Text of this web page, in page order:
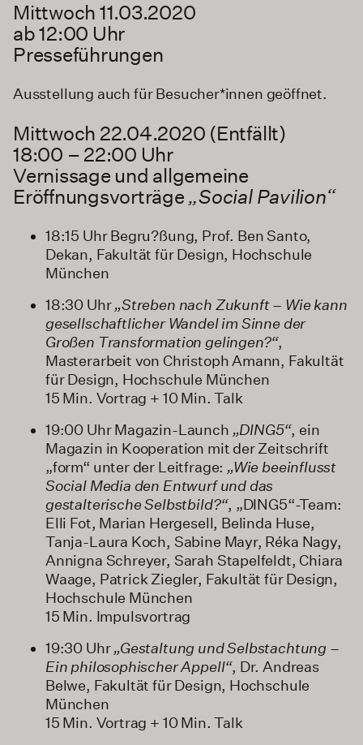
Mittwoch 11.03.2020
ab 12:00 Uhr
Presseführungen
Ausstellung auch für Besucher*innen geöffnet.
Mittwoch 22.04.2020 (Entfällt)
18:00 – 22:00 Uhr
Vernissage und allgemeine
Eröffnungsvorträge „Social Pavilion“
18:15 Uhr Begru?ßung, Prof. Ben Santo,
Dekan, Fakultät für Design, Hochschule
München
18:30 Uhr„Streben nach Zukunft – Wie kann
gesellschaftlicher Wandel im Sinne der
Großen Transformation gelingen?“,
Masterarbeit von Christoph Amann, Fakultät
für Design, Hochschule München
15 Min. Vortrag + 10 Min. Talk
19:00 Uhr Magazin-Launch „DING5“, ein
Magazin in Kooperation mit der Zeitschrift
„form“ unter der Leitfrage: „Wie beeinflusst
Social Media den Entwurf und das
gestalterische Selbstbild?“, „DING5“-Team:
Elli Fot, Marian Hergesell, Belinda Huse,
Tanja-Laura Koch, Sabine Mayr, Réka Nagy,
Annigna Schreyer, Sarah Stapelfeldt, Chiara
Waage, Patrick Ziegler, Fakultät für Design,
Hochschule München
15 Min. Impulsvortrag
19:30 Uhr„Gestaltung und Selbstachtung –
Ein philosophischer Appell“, Dr. Andreas
Belwe, Fakultät für Design, Hochschule
München
15 Min. Vortrag + 10 Min. Talk